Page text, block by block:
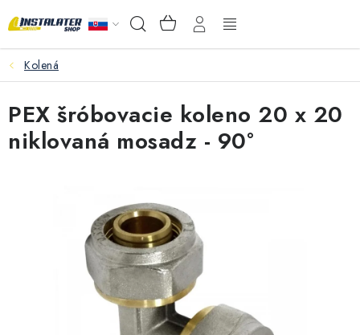
na
Hľadať NÁKUPNÝ
KOŠÍK
Podlahové kúrenie
Ventily a armatúry
Meranie a regulácia
VEĽKOOBCHOD
AKO VYBRAŤ?
PREDAJŇA - RAKOVÁ
Kolená
PEX šróbovacie koleno 20 x 20
niklovaná mosadz - 90°